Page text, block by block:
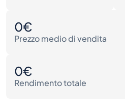
0€
Prezzo medio di vendita
0€
Rendimento totale